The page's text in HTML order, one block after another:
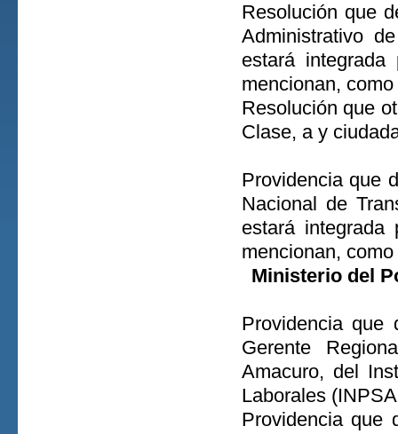
Resolución que
Administrativo
estará
mencionan,
Resolución que
Clase, a y
Providencia que
Nacional de
estará
mencionan,
Ministerio del
Providencia que
Gerente
Amacuro, del
Laborales
Providencia que